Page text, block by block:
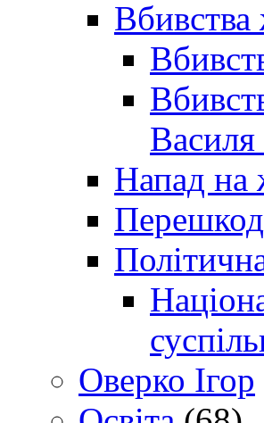
Вбивства
Василя
Напад на
Оверко Ігор